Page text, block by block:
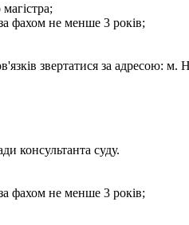
фахом не менше 3 років;
звертатися за адресою: м.
консультанта суду.
фахом не менше 3 років;